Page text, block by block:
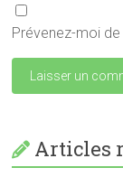
Prévenez-moi
Articles